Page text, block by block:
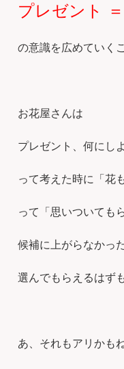
プレゼント
の意識を広めていく
お花屋さんは
プレゼント、何にし
って考えた時に「花
って「思いついても
候補に上がらなかっ
選んでもらえるはず
あ、それもアリかも